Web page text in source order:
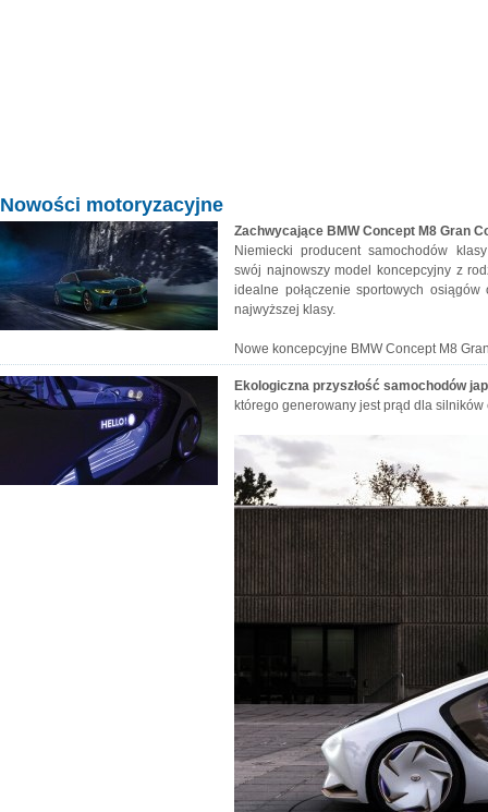
Nowości motoryzacyjne
Zachwycające BMW Concept M8 Gran
Niemiecki producent samochodów
swój najnowszy model koncepcyjny z
idealne połączenie sportowych
najwyższej klasy.
Nowe koncepcyjne BMW Concept M8
Ekologiczna przyszłość samochodów
którego generowany jest prąd dla silników